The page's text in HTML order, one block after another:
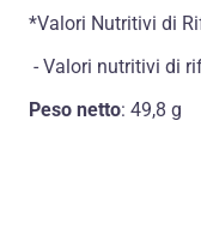
*Valori Nutritivi di
- Valori nutritivi di
Peso netto: 49,8 g